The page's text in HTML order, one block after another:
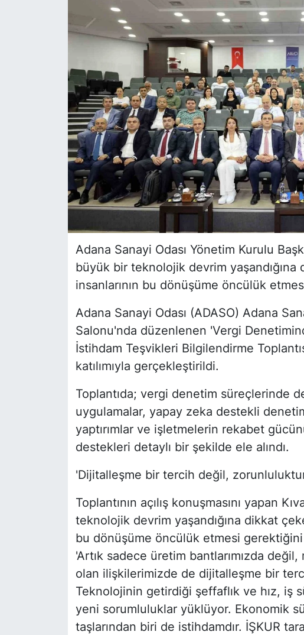
Adana Sanayi Odası Yönetim Kurulu
büyük bir teknolojik devrim
insanlarının bu dönüşüme öncülük
Adana Sanayi Odası (ADASO) Adana
Salonu'nda düzenlenen 'Vergi
İstihdam Teşvikleri Bilgilendirme
katılımıyla gerçekleştirildi.
Toplantıda; vergi denetim süreçlerinde
uygulamalar, yapay zeka destekli
yaptırımlar ve işletmelerin rekabet
destekleri detaylı bir şekilde ele alındı.
'Dijitalleşme bir tercih değil,
Toplantının açılış konuşmasını yapan
teknolojik devrim yaşandığına dikkat
bu dönüşüme öncülük etmesi
'Artık sadece üretim bantlarımızda
olan ilişkilerimizde de dijitalleşme bir
Teknolojinin getirdiği şeffaflık ve hız, iş
yeni sorumluluklar yüklüyor. Ekonomik
taşlarından biri de istihdamdır. İŞKUR
Haberde insan
Tanıtım